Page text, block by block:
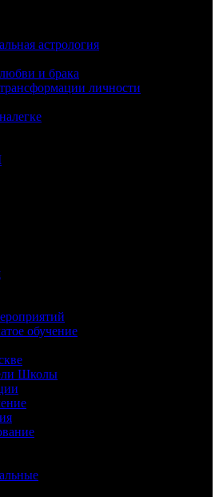
астрология
и брака
личности
обучение
Школы